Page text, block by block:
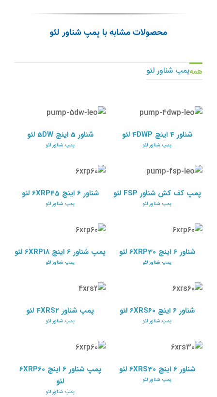
محصولات مشابه با پمپ شناور لئو
همهپمپ شناور لئو
پمپ شناور لئو
شناور 4 اینچ 4DWP لئو
پمپ شناور لئو
پمپ شناور لئو
شناور 5 اینچ 5DW لئو
پمپ شناور لئو
لئو
پمپ کف کش شناور FSP لئو
پمپ شناور لئو
پمپ شناور لئو
شناور 6 اینچ 6XRP45 لئو
پمپ شناور لئو
پمپ شناور لئو
شناور 6 اینچ 6XRP30 لئو
پمپ شناور لئو
6XRP18 لئو
پمپ شناور 6 اینچ 6XRP18 لئو
پمپ شناور لئو
پمپ شناور لئو
شناور 6 اینچ 6XRS60 لئو
پمپ شناور لئو
پمپ شناور 4XRS2 لئو
پمپ شناور لئو
پمپ شناور لئو
شناور 6 اینچ 6XRS30 لئو
پمپ شناور لئو
6XRP60 لئو
پمپ شناور 6 اینچ 6XRP60
لئو
پمپ شناور لئو